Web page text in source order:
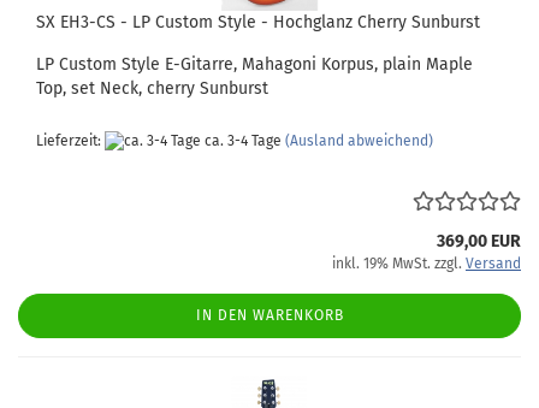
SX EH3-CS - LP Custom Style - Hochglanz Cherry Sunburst
LP Custom Style E-Gitarre, Mahagoni Korpus, plain Maple
Top, set Neck, cherry Sunburst
Lieferzeit: ca. 3-4 Tage (Ausland abweichend)
369,00 EUR
inkl. 19% MwSt. zzgl. Versand
IN DEN WARENKORB